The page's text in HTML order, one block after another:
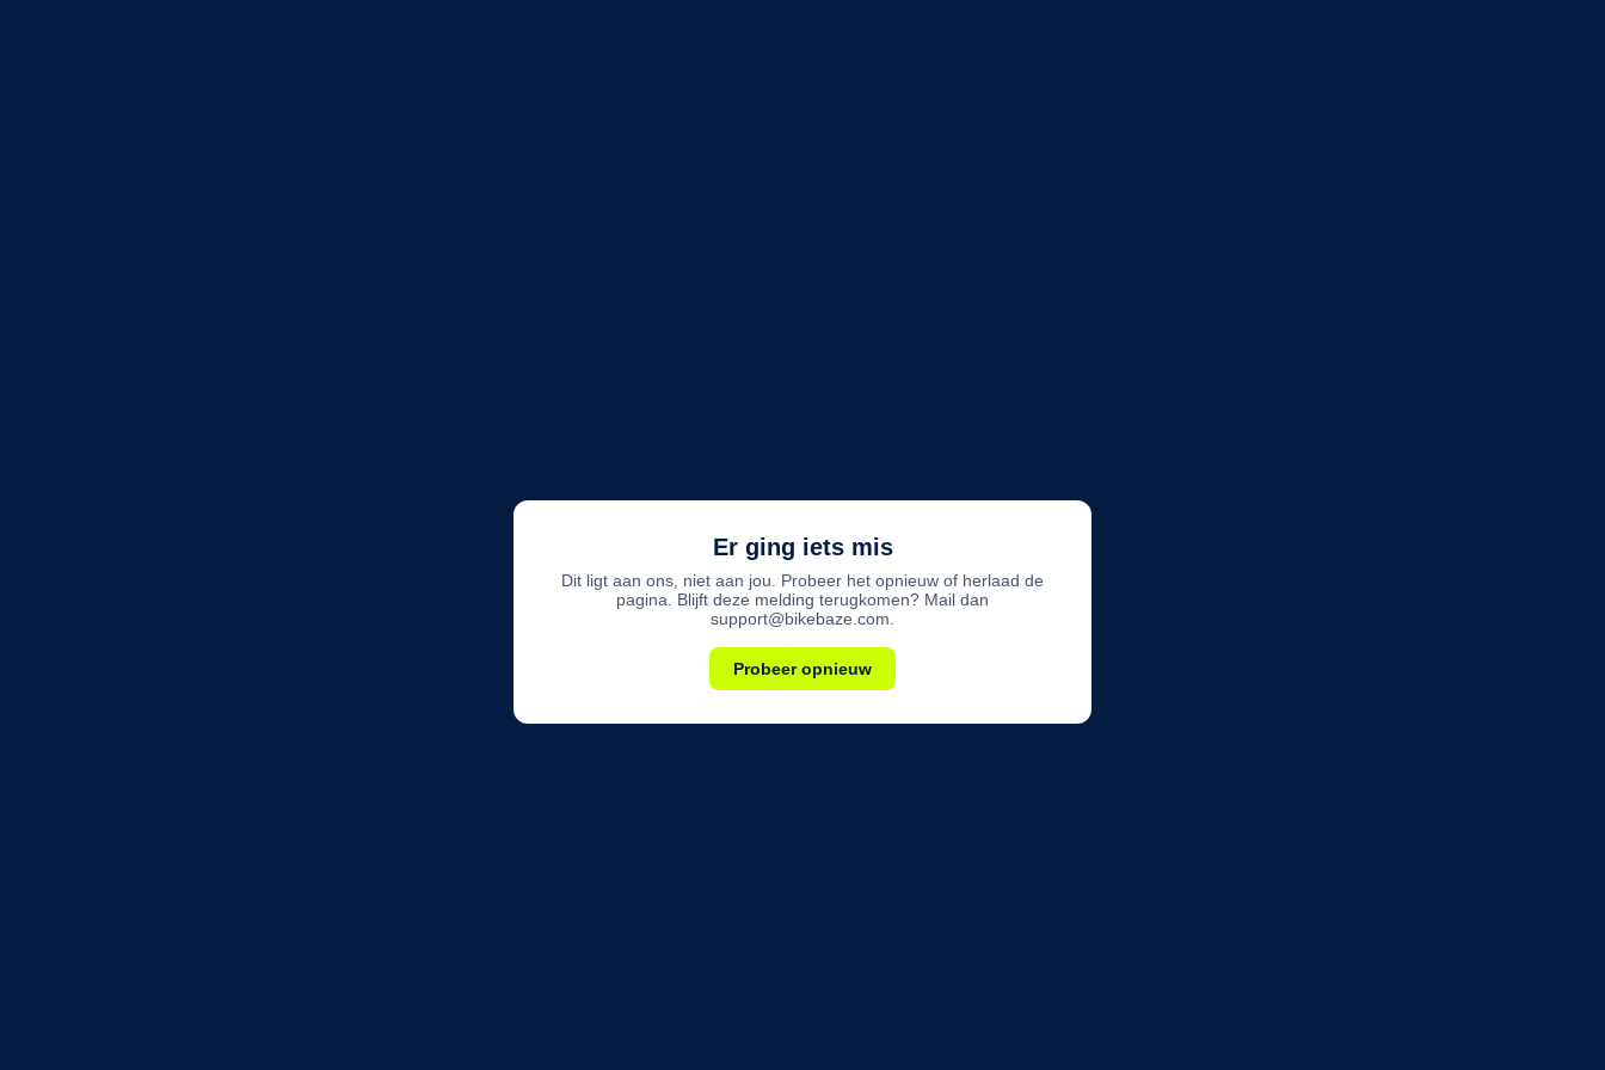
Er ging iets mis
Dit ligt aan ons, niet aan jou. Probeer het opnieuw of herlaad de
pagina. Blijft deze melding terugkomen? Mail dan
support@bikebaze.com.
Probeer opnieuw